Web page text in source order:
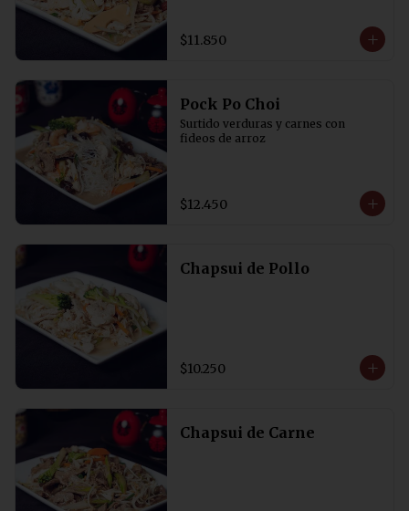
$11.850
Pock Po Choi
Surtido verduras y carnes con
fideos de arroz
$12.450
Chapsui de Pollo
$10.250
Chapsui de Carne